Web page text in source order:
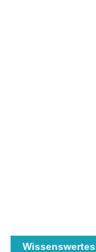
Wissenswertes